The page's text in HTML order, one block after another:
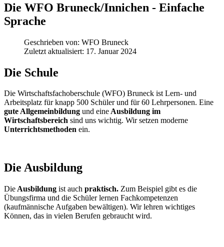
Die WFO Bruneck/Innichen - Einfache
Sprache
Geschrieben von: WFO Bruneck
Zuletzt aktualisiert: 17. Januar 2024
Die Schule
Die Wirtschaftsfachoberschule (WFO) Bruneck ist Lern- und
Arbeitsplatz für knapp 500 Schüler und für 60 Lehrpersonen. Eine
gute Allgemeinbildung und eineAusbildung im
Wirtschaftsbereich sind uns wichtig. Wir setzen moderne
Unterrichtsmethoden ein.
Die Ausbildung
Die Ausbildung ist auch praktisch. Zum Beispiel gibt es die
Übungsfirma und die Schüler lernen Fachkompetenzen
(kaufmännische Aufgaben bewältigen). Wir lehren wichtiges
Können, das in vielen Berufen gebraucht wird.